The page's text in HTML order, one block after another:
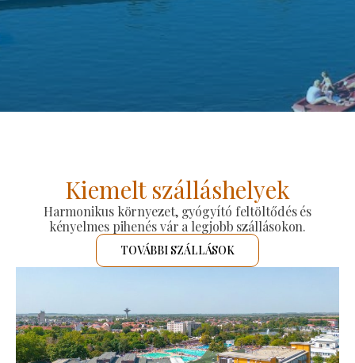
Kiemelt szálláshelyek
Harmonikus környezet, gyógyító feltöltődés és
kényelmes pihenés vár a legjobb szállásokon.
TOVÁBBI SZÁLLÁSOK